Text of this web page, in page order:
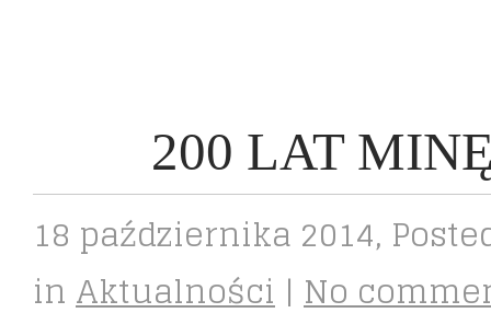
200 LAT
18 października 2014,
inAktualności | No